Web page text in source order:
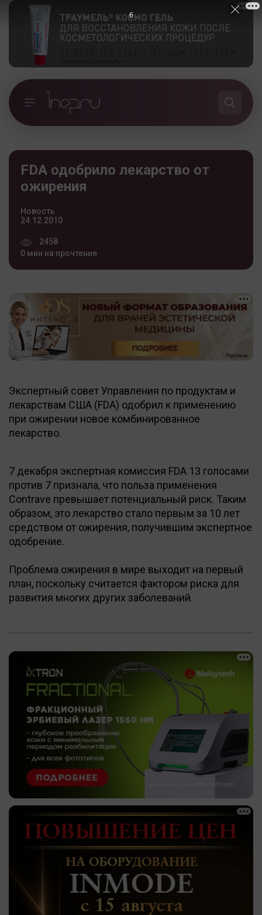
FDA одобрило лекарство от
ожирения
Новость
24.12.2010
2458
0 мин на прочтение
Экспертный совет Управления по продуктам и
лекарствам США (FDA) одобрил к применению
при ожирении новое комбинированное
лекарство.
7 декабря экспертная комиссия FDA 13 голосами
против 7 признала, что польза применения
Contrave превышает потенциальный риск. Таким
образом, это лекарство стало первым за 10 лет
средством от ожирения, получившим экспертное
одобрение.
Проблема ожирения в мире выходит на первый
план, поскольку считается фактором риска для
развития многих других заболеваний.
5